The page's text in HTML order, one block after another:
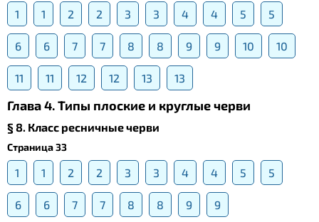
1 1 2 2 3 3 4 4 5 5
6 6 7 7 8 8 9 9 10 10
11 11 12 12 13 13
Глава 4. Типы плоские и круглые черви
§ 8. Класс ресничные черви
Страница 33
1 1 2 2 3 3 4 4 5 5
6 6 7 7 8 8 9
9